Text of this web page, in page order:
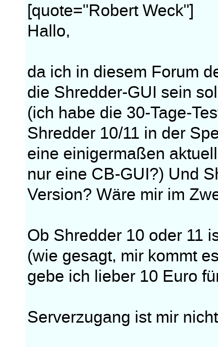
[quote="Robert Weck"]
Hallo,
da ich in diesem Forum
die Shredder-GUI sein
(ich habe die 30-Tage-
Shredder 10/11 in der
eine einigermaßen
nur eine CB-GUI?) Und
Version? Wäre mir im
Ob Shredder 10 oder 11
(wie gesagt, mir kommt
gebe ich lieber 10 Euro
Serverzugang ist mir